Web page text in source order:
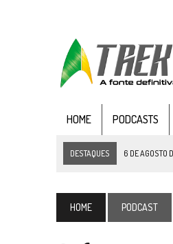
HOME PODCASTS
DESTAQUES 6 DE AGOSTO
3 DE AGOSTO DE 2026 | VEJA
HOME PODCAST